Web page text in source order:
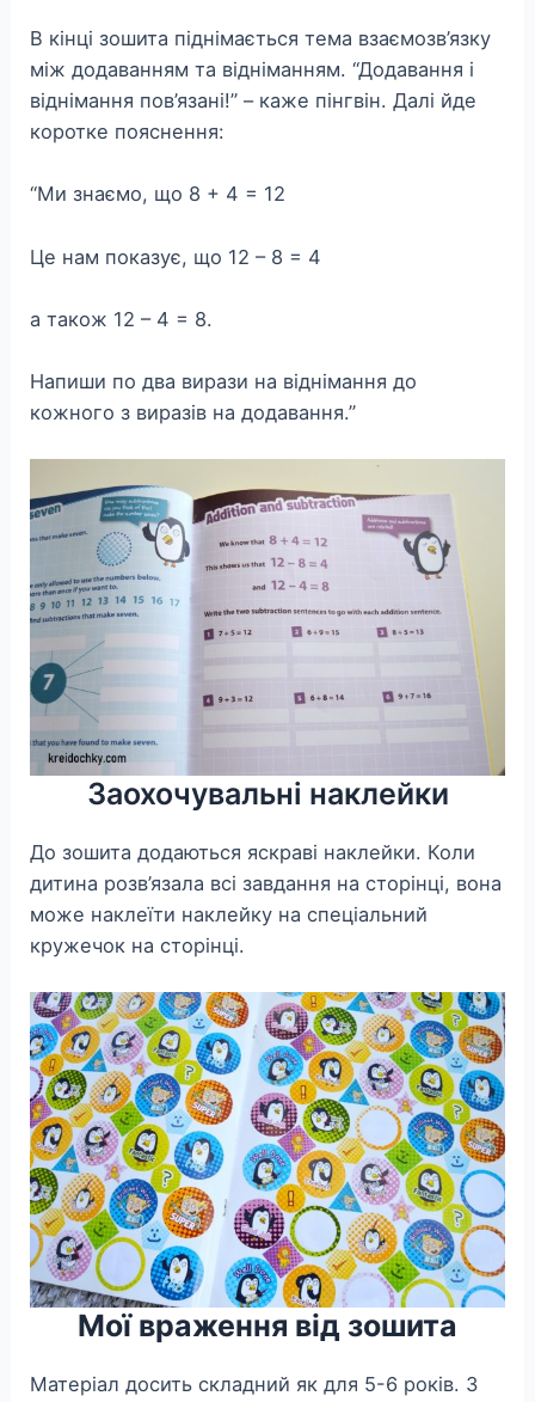
В кінці зошита піднімається тема взаємозв’язку
між додаванням та відніманням. “Додавання і
віднімання пов’язані!” – каже пінгвін. Далі йде
коротке пояснення:
“Ми знаємо, що 8 + 4 = 12
Це нам показує, що 12 – 8 = 4
а також 12 – 4 = 8.
Напиши по два вирази на віднімання до
кожного з виразів на додавання.”
Заохочувальні наклейки
До зошита додаються яскраві наклейки. Коли
дитина розв’язала всі завдання на сторінці, вона
може наклеїти наклейку на спеціальний
кружечок на сторінці.
Мої враження від зошита
Матеріал досить складний як для 5-6 років. З